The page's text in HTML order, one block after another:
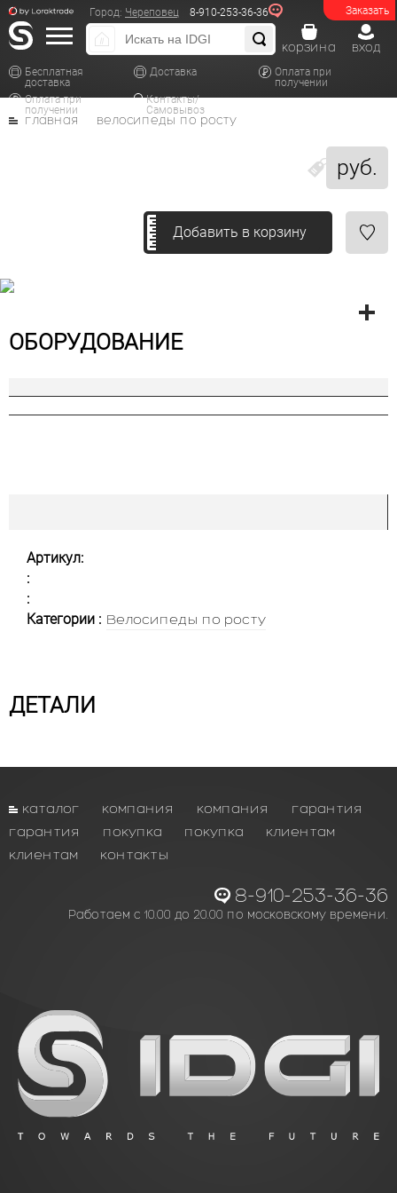
Заказать
Город: Череповец 8-910-253-36-36
Бесплатная
доставка
Доставка
Оплата при
получении
Оплата при
получении
Контакты/
Самовывоз
вход
корзина
руб.
главная велосипеды по росту
Добавить в корзину
ОБОРУДОВАНИЕ
Артикул:
:
:
Категории : Велосипеды по росту
ДЕТАЛИ
каталог компания компания
гарантия
гарантия
покупка покупка
клиентам
клиентам
контакты
8-910-253-36-36
Работаем с 10.00 до 20.00 по московскому времени.